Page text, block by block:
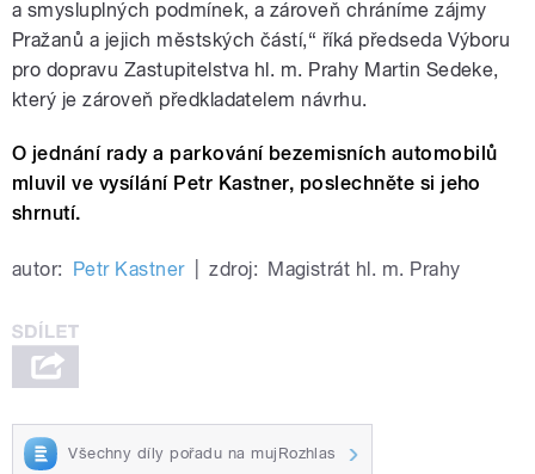
a smysluplných podmínek, a zároveň chráníme zájmy
Pražanů a jejich městských částí,“ říká předseda Výboru
pro dopravu Zastupitelstva hl. m. Prahy Martin Sedeke,
který je zároveň předkladatelem návrhu.
O jednání rady a parkování bezemisních automobilů
mluvil ve vysílání Petr Kastner, poslechněte si jeho
shrnutí.
autor: Petr Kastner zdroj: Magistrát hl. m. Prahy
Všechny díly pořadu na mujRozhlas